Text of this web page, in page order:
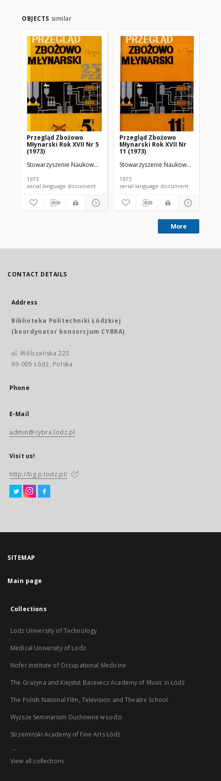
OBJECTS similar
Przegląd Zbożowo
Młynarski Rok XVII Nr 5
(1973)
Stowarzyszenie Naukowo-Techniczne Inżynierów i Techników
1973
serial language document
Przegląd Zbożowo
Młynarski Rok XVII Nr
11 (1973)
Stowarzyszenie Naukowo-
1973
serial language document
More
CONTACT DETAILS
Address
Biblioteka Politechniki Łódzkiej
(koordynator konsorcjum CYBRA)
ul. Wólczańska 223
93-005 Łódź, Polska
Phone
E-Mail
admin@cybra.lodz.pl
Visit us!
http://bg.p.lodz.pl/
SITEMAP
Main page
Collections
Lodz University of Technology
Medical University of Lodz
Nofer Institute of Occupational Medicine
The Grażyna and Kiejstut Bacewicz Academy of Music in Łódź
The Polish National Film, Television and Theatre School
Wyższe Seminarium Duchowne w Łodzi
Strzemiński Academy of Fine Arts Łódź
...
View all collections